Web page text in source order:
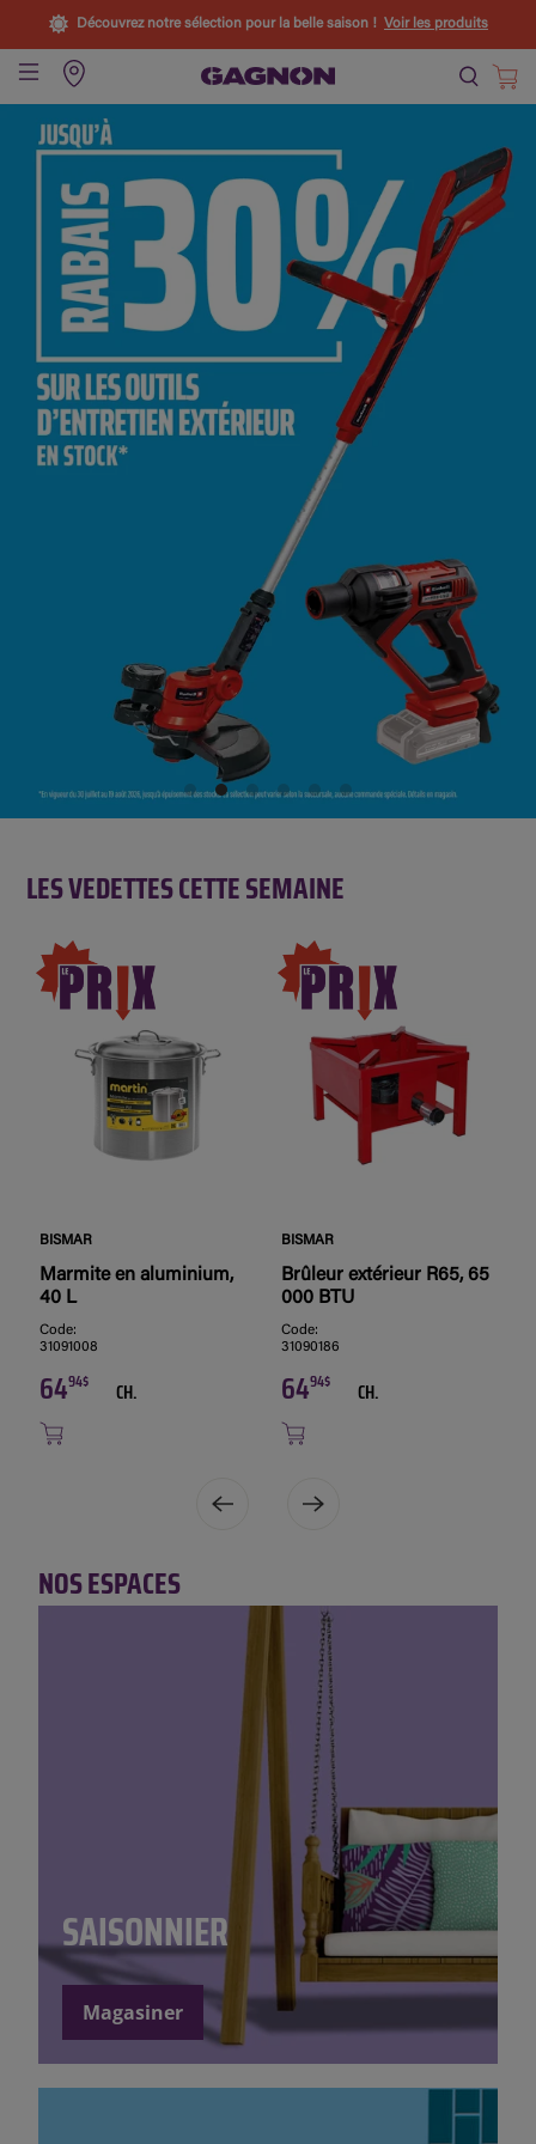
Découvrez notre sélection pour la belle saison ! Voir les produits
LES VEDETTES CETTE SEMAINE
BISMAR
Marmite en aluminium,
40 L
Code:
31091008
6494$ CH.
BISMAR
Brûleur extérieur R65, 65
000 BTU
Code:
31090186
6494$ CH.
NOS ESPACES
SAISONNIER
Magasiner